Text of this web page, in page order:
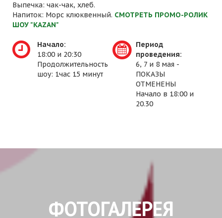
Выпечка: чак-чак, хлеб.
Напиток: Морс клюквенный. СМОТРЕТЬ ПРОМО-РОЛИК
ШОУ "KAZAN"
Начало:
18:00 и 20:30
Продолжительность
шоу: 1час 15 минут
Период
проведения:
6, 7 и 8 мая -
ПОКАЗЫ
ОТМЕНЕНЫ
Начало в 18:00 и
20.30
ФОТОГАЛЕРЕЯ